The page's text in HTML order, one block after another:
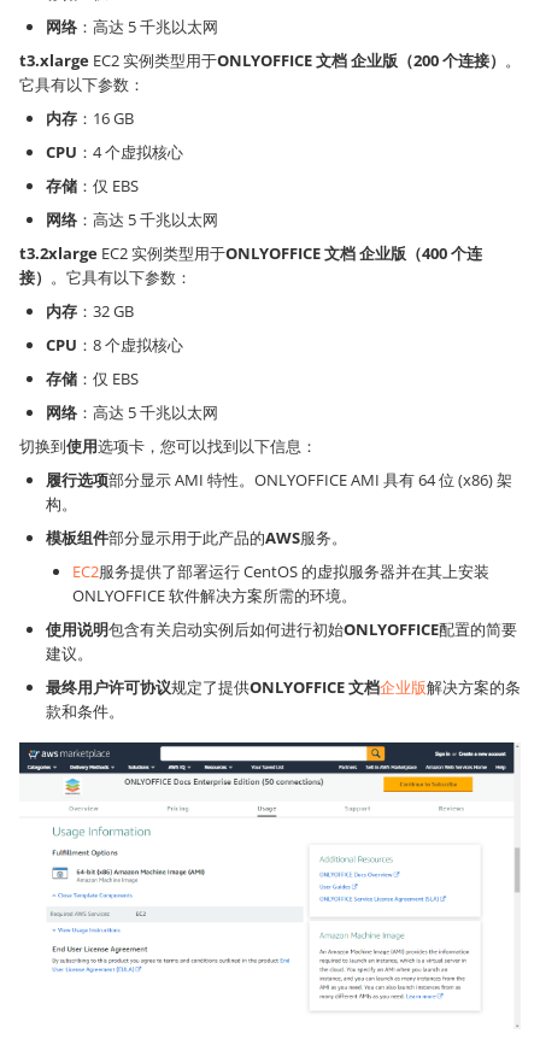
网络 ：高达 5 千兆以太网
t3.xlarge EC2 实例类型用于ONLYOFFICE 文档 企业版（200 个连接） 。
它具有以下参数：
内存 ：16 GB
CPU ：4 个虚拟核心
存储 ：仅 EBS
网络 ：高达 5 千兆以太网
t3.2xlarge EC2 实例类型用于ONLYOFFICE 文档 企业版（400 个连
接） 。它具有以下参数：
内存 ：32 GB
CPU ：8 个虚拟核心
存储 ：仅 EBS
网络 ：高达 5 千兆以太网
切换到使用选项卡，您可以找到以下信息：
履行选项部分显示 AMI 特性。ONLYOFFICE AMI 具有 64 位 (x86) 架
构。
模板组件部分显示用于此产品的AWS服务。
EC2服务提供了部署运行 CentOS 的虚拟服务器并在其上安装
ONLYOFFICE 软件解决方案所需的环境。
使用说明包含有关启动实例后如何进行初始ONLYOFFICE配置的简要
建议。
最终用户许可协议规定了提供ONLYOFFICE 文档企业版解决方案的条
款和条件。